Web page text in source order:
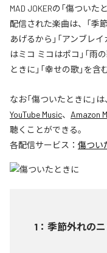
MAD JOKERの「傷つい
配信された楽曲は、「季
あげるから」「アンブレイ
はミコ ミコはポコ」「雨
ときに」「幸せの歌」を含
なお「傷ついたときに 」は
YouTube Music、 Amazon
聴くことができる。
各配信サービス： 傷つい
1 ： 季節外れの